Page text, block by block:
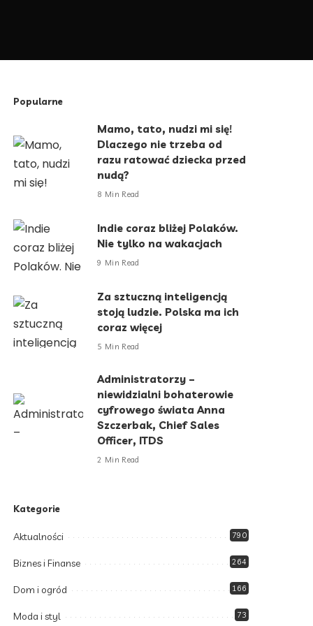
Popularne
Mamo, tato, nudzi mi się!
Dlaczego nie trzeba od
razu ratować dziecka przed
nudą?
8 Min Read
Indie coraz bliżej Polaków.
Nie tylko na wakacjach
9 Min Read
Za sztuczną inteligencją
stoją ludzie. Polska ma ich
coraz więcej
5 Min Read
Administratorzy –
niewidzialni bohaterowie
cyfrowego świata Anna
Szczerbak, Chief Sales
Officer, ITDS
2 Min Read
Kategorie
Aktualności 790
Biznes i Finanse 264
Dom i ogród 166
Moda i styl 73